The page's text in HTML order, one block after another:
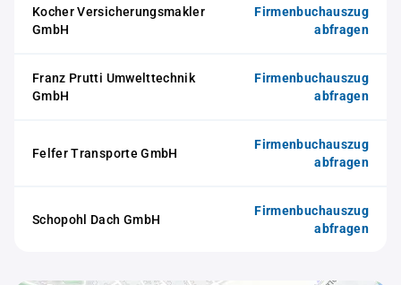
Kocher Versicherungsmakler
GmbH
Firmenbuchauszug
abfragen
Franz Prutti Umwelttechnik
GmbH
Firmenbuchauszug
abfragen
Felfer Transporte GmbH
Firmenbuchauszug
abfragen
Schopohl Dach GmbH
Firmenbuchauszug
abfragen